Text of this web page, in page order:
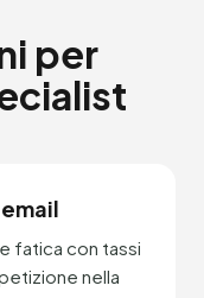
per
fatica con tassi
nella